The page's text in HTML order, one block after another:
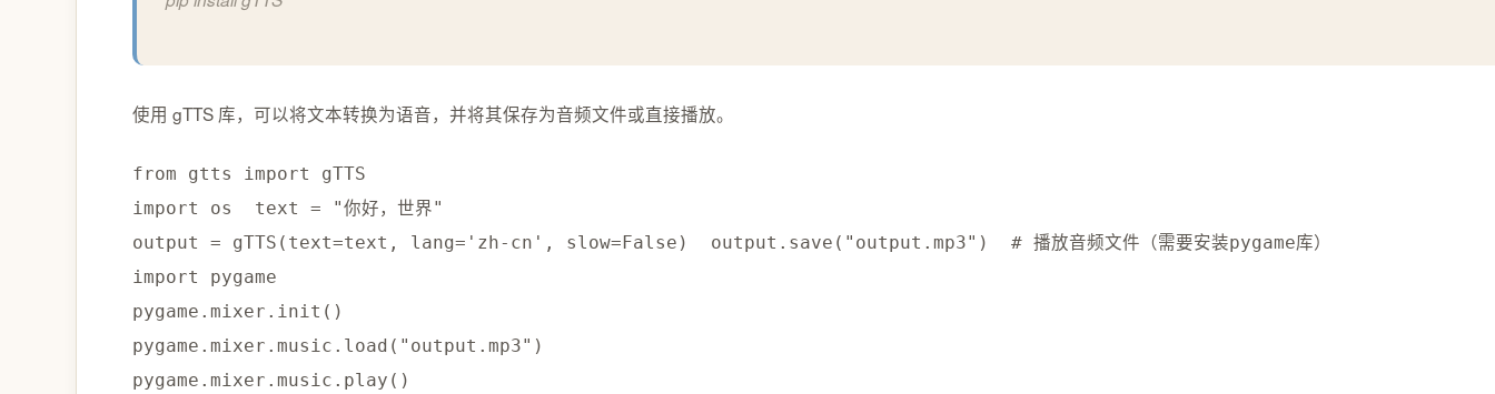
使用 gTTS 库，可以将文本转换为语音，并将其保存为音频文件或直接播放。
from gtts import
import
os  text =
"你好，世界"
output = gTTS ( text=text , lang= 'zh-cn' , slow= False )
  output
. save ( "output.mp3" )
# 播放音频文件（需要安装pygame库）
import
pygame
pygame . mixer . init ( )
pygame . mixer . music . load ( "output.mp3" )
pygame . mixer . music . play ( )